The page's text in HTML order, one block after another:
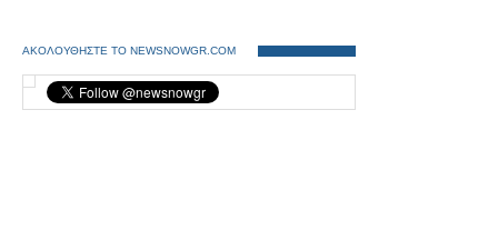
ΑΚΟΛΟΥΘΗΣΤΕ ΤΟ NEWSNOWGR.COM